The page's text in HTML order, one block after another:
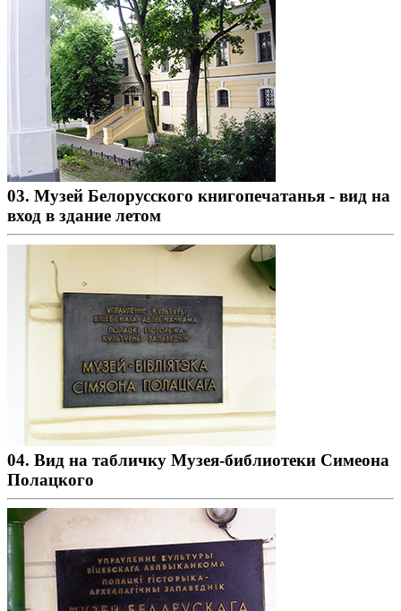
03. Музей Белорусского книгопечатанья - вид на
вход в здание летом
04. Вид на табличку Музея-библиотеки Симеона
Полацкого